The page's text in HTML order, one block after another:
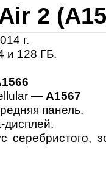
2
г.
и 128 ГБ.
— A1567
панель.
серебристого,